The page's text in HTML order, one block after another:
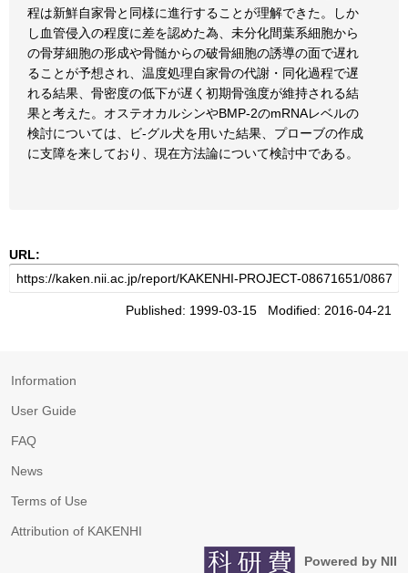
程は新鮮自家骨と同様に進行することが理解できた。しか
し血管侵入の程度に差を認めた為、未分化間葉系細胞から
の骨芽細胞の形成や骨髄からの破骨細胞の誘導の面で遅れ
ることが予想され、温度処理自家骨の代謝・同化過程で遅
れる結果、骨密度の低下が遅く初期骨強度が維持される結
果と考えた。オステオカルシンやBMP-2のmRNAレベルの
検討については、ビ-グル犬を用いた結果、プローブの作成
に支障を来しており、現在方法論について検討中である。
URL:
Published: 1999-03-15 Modified: 2016-04-21
Information
User Guide
FAQ
News
Terms of Use
Attribution of KAKENHI
Powered by NII